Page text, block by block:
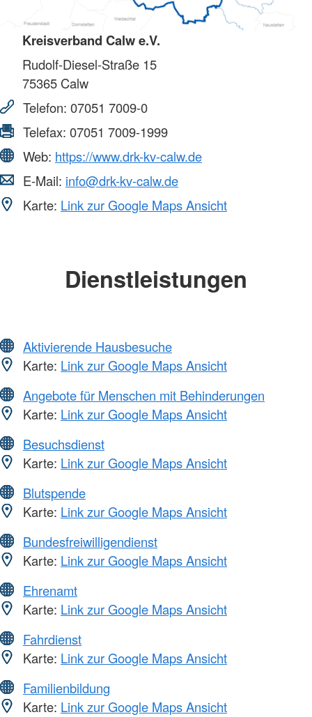
Kreisverband Calw e.V.
Rudolf-Diesel-Straße 15
75365 Calw
Telefon: 07051 7009-0
Telefax: 07051 7009-1999
Web: https://www.drk-kv-calw.de
E-Mail: info@drk-kv-calw.de
Karte: Link zur Google Maps Ansicht
Dienstleistungen
Aktivierende Hausbesuche
Karte: Link zur Google Maps Ansicht
Angebote für Menschen mit Behinderungen
Karte: Link zur Google Maps Ansicht
Besuchsdienst
Karte: Link zur Google Maps Ansicht
Blutspende
Karte: Link zur Google Maps Ansicht
Bundesfreiwilligendienst
Karte: Link zur Google Maps Ansicht
Ehrenamt
Karte: Link zur Google Maps Ansicht
Fahrdienst
Karte: Link zur Google Maps Ansicht
Familienbildung
Karte: Link zur Google Maps Ansicht